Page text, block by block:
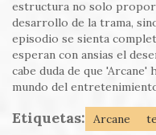
estructura no solo
desarrollo de la trama,
episodio se sienta
esperan con ansias el
cabe duda de que
mundo del
Etiquetas: Arcane